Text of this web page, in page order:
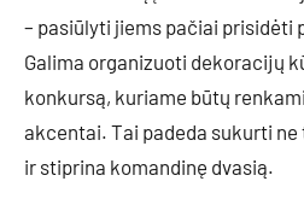
– pasiūlyti jiems pačiai prisidėti
Galima organizuoti dekoracijų
konkursą, kuriame būtų
akcentai. Tai padeda sukurti
ir stiprina komandinę dvasią.